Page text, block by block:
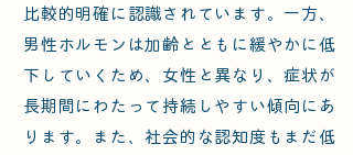
比較的明確に認識されています。一方、
男性ホルモンは加齢とともに緩やかに低
下していくため、女性と異なり、症状が
長期間にわたって持続しやすい傾向にあ
ります。また、社会的な認知度もまだ低